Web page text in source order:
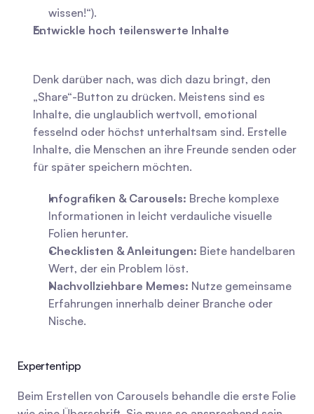
wissen!“).
Entwickle hoch teilenswerte Inhalte
Denk darüber nach, was dich dazu bringt, den
„Share“-Button zu drücken. Meistens sind es
Inhalte, die unglaublich wertvoll, emotional
fesselnd oder höchst unterhaltsam sind. Erstelle
Inhalte, die Menschen an ihre Freunde senden oder
für später speichern möchten.
Infografiken & Carousels: Breche komplexe
Informationen in leicht verdauliche visuelle
Folien herunter.
Checklisten & Anleitungen: Biete handelbaren
Wert, der ein Problem löst.
Nachvollziehbare Memes: Nutze gemeinsame
Erfahrungen innerhalb deiner Branche oder
Nische.
Expertentipp
Beim Erstellen von Carousels behandle die erste Folie